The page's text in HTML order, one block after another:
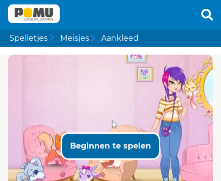
Spelletjes Meisjes Aankleed
Beginnen te spelen